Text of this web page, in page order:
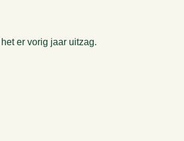
er vorig jaar uitzag.